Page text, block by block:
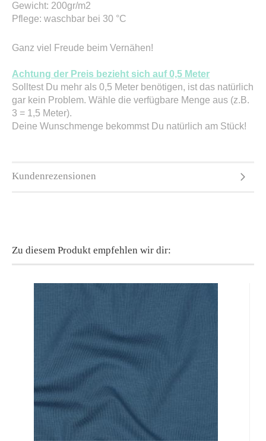
Gewicht: 200gr/m2
Pflege: waschbar bei 30 °C
Ganz viel Freude beim Vernähen!
Achtung der Preis bezieht sich auf 0,5 Meter
Solltest Du mehr als 0,5 Meter benötigen, ist das natürlich
gar kein Problem. Wähle die verfügbare Menge aus (z.B.
3 = 1,5 Meter).
Deine Wunschmenge bekommst Du natürlich am Stück!
Kundenrezensionen
Zu diesem Produkt empfehlen wir dir: